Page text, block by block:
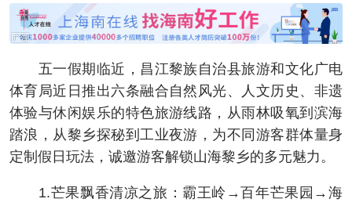
教育 健康 房产
生活 演出 活动
展会 走读海南 周末去哪儿
人才在线 天涯企服
五一假期临近，昌江黎族自治县旅游和文化广电
体育局近日推出六条融合自然风光、人文历史、非遗
体验与休闲娱乐的特色旅游线路，从雨林吸氧到滨海
踏浪，从黎乡探秘到工业夜游，为不同游客群体量身
定制假日玩法，诚邀游客解锁山海黎乡的多元魅力。
1.芒果飘香清凉之旅：霸王岭→百年芒果园→海